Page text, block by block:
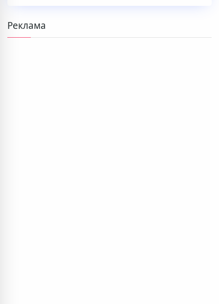
Реклама